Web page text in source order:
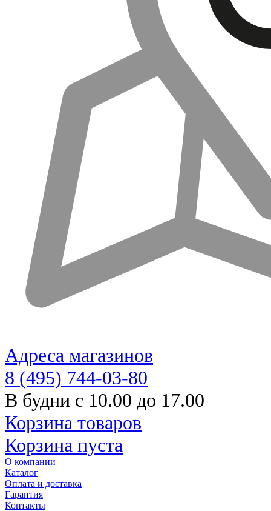
Адреса магазинов
8 (495) 744-03-80
В будни с 10.00 до 17.00
Корзина товаров
Корзина пуста
О компании
Каталог
Оплата и доставка
Гарантия
Контакты